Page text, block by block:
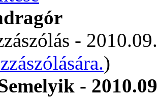
-
)
-